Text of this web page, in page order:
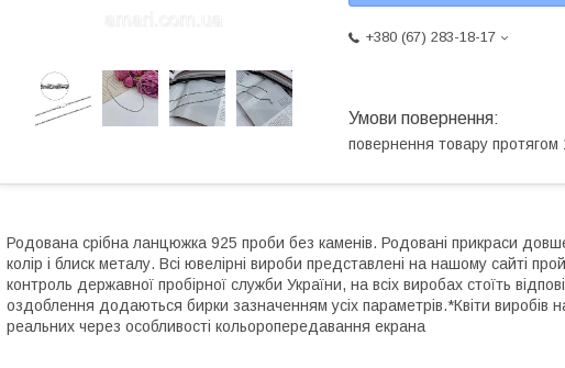
+380 (67) 283-18-17
повернення товару протягом
Родована срібна ланцюжка 925 проби без каменів. Родовані прикраси
колір і блиск металу. Всі ювелірні вироби представлені на нашому сайті
контроль державної пробірної служби України, на всіх виробах стоїть
оздоблення додаються бирки зазначенням усіх параметрів.*Квіти виробів
реальних через особливості кольоропередавання екрана